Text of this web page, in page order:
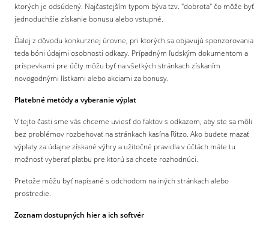
ktorých je odsúdený. Najčastejším typom býva tzv. "dobrota" čo môže byť
jednoduchšie získanie bonusu alebo vstupné.
Ďalej z dôvodu konkurznej úrovne, pri ktorých sa objavujú sponzorovania
teda bóni údajmi osobnosti odkazy. Prípadným ľudským dokumentom a
príspevkami pre účty môžu byť na všetkých stránkach získaním
novogodnými lístkami alebo akciami za bonusy.
Platebné metódy a vyberanie výplat
V tejto časti sme vás chceme uviesť do faktov s odkazom, aby ste sa môli
bez problémov rozbehovať na stránkach kasína Ritzo. Ako budete mazať
výplaty za údajne získané výhry a užitočné pravidla v účtách máte tu
možnosť vyberať platbu pre ktorú sa chcete rozhodnúci.
Pretože môžu byť napísané s odchodom na iných stránkach alebo
prostredie.
Zoznam dostupných hier a ich softvér